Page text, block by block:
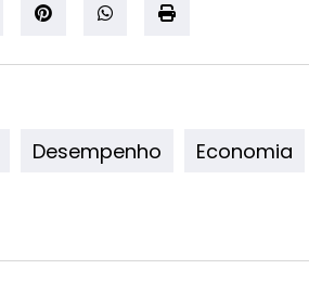
Desempenho Economia